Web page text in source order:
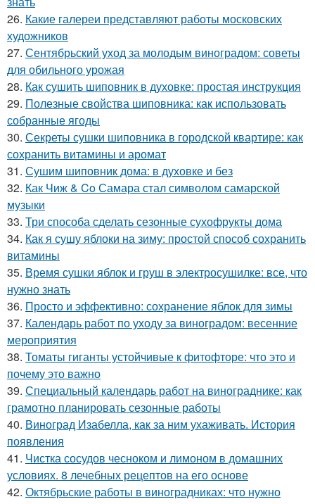
26. Какие галереи представляют работы московских
художников
27. Сентябрьский уход за молодым виноградом: советы
для обильного урожая
28. Как сушить шиповник в духовке: простая инструкция
29. Полезные свойства шиповника: как использовать
собранные ягоды
30. Секреты сушки шиповника в городской квартире: как
сохранить витамины и аромат
31. Сушим шиповник дома: в духовке и без
32. Как Чиж & Co Самара стал символом самарской
музыки
33. Три способа сделать сезонные сухофрукты дома
34. Как я сушу яблоки на зиму: простой способ сохранить
витамины
35. Время сушки яблок и груш в электросушилке: все, что
нужно знать
36. Просто и эффективно: сохранение яблок для зимы
37. Календарь работ по уходу за виноградом: весенние
мероприятия
38. Томаты гиганты устойчивые к фитофторе: что это и
почему это важно
39. Специальный календарь работ на винограднике: как
грамотно планировать сезонные работы
40. Виноград Изабелла, как за ним ухаживать. История
появления
41. Чистка сосудов чесноком и лимоном в домашних
условиях. 8 лечебных рецептов на его основе
42. Октябрьские работы в виноградниках: что нужно